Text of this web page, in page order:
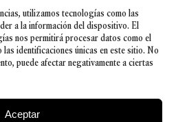
utilizamos tecnologías como las
a la información del dispositivo. El
nos permitirá procesar datos como el
identificaciones únicas en este sitio. No
puede afectar negativamente a ciertas
Aceptar
digital del trabajador así
garantizar su ejercicio
de prestar una
políticas internas,
el derecho a la
condiciones de su disfrute,
sus límites y
control por la empresa de